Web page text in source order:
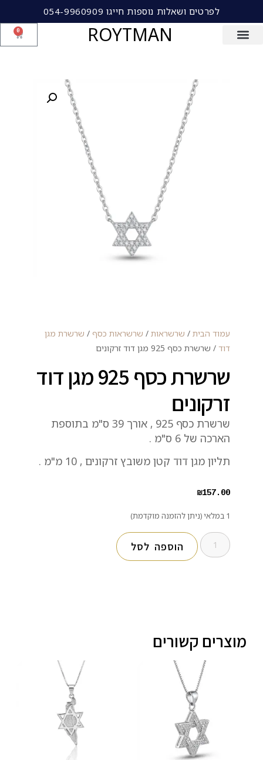
לפרטים ושאלות נוספות חייגו 054-9960909
ROYTMAN
0
עמוד הבית / שרשראות / שרשראות כסף / שרשרת מגן
דוד / שרשרת כסף 925 מגן דוד זרקונים
שרשרת כסף 925 מגן דוד
זרקונים
שרשרת כסף 925 , אורך 39 ס"מ בתוספת
הארכה של 6 ס"מ .
תליון מגן דוד קטן משובץ זרקונים , 10 מ"מ .
₪157.00
1 במלאי (ניתן להזמנה מוקדמת)
הוספה לסל
מוצרים קשורים